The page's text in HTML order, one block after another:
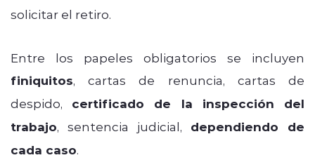
solicitar el retiro.
Entre los papeles obligatorios se incluyen
finiquitos, cartas de renuncia, cartas de
despido, certificado de la inspección del
trabajo, sentencia judicial, dependiendo de
cada caso.